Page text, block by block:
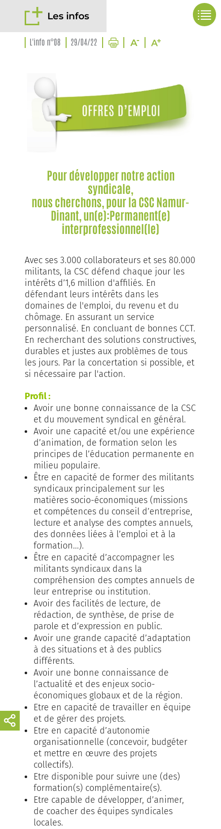
Les infos
L'info n°08 29/04/22
Pour développer notre action
syndicale,
nous cherchons, pour la CSC Namur-
Dinant, un(e):Permanent(e)
interprofessionnel(le)
Avec ses 3.000 collaborateurs et ses 80.000
militants, la CSC défend chaque jour les
intérêts d’1,6 million d'affiliés. En
défendant leurs intérêts dans les
domaines de l'emploi, du revenu et du
chômage. En assurant un service
personnalisé. En concluant de bonnes CCT.
En recherchant des solutions constructives,
durables et justes aux problèmes de tous
les jours. Par la concertation si possible, et
si nécessaire par l'action.
Profil :
Avoir une bonne connaissance de la CSC
et du mouvement syndical en général.
Avoir une capacité et/ou une expérience
d’animation, de formation selon les
principes de l’éducation permanente en
milieu populaire.
Être en capacité de former des militants
syndicaux principalement sur les
matières socio-économiques (missions
et compétences du conseil d’entreprise,
lecture et analyse des comptes annuels,
des données liées à l’emploi et à la
formation...).
Être en capacité d’accompagner les
militants syndicaux dans la
compréhension des comptes annuels de
leur entreprise ou institution.
Avoir des facilités de lecture, de
rédaction, de synthèse, de prise de
parole et d’expression en public.
Avoir une grande capacité d’adaptation
à des situations et à des publics
différents.
Avoir une bonne connaissance de
l’actualité et des enjeux socio-
économiques globaux et de la région.
Etre en capacité de travailler en équipe
et de gérer des projets.
Etre en capacité d’autonomie
organisationnelle (concevoir, budgéter
et mettre en œuvre des projets
collectifs).
Etre disponible pour suivre une (des)
formation(s) complémentaire(s).
Etre capable de développer, d’animer,
de coacher des équipes syndicales
locales.